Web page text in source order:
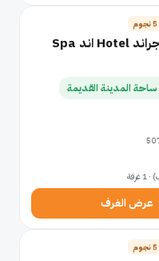
5 نجوم
عرض الغرف
5 نجوم